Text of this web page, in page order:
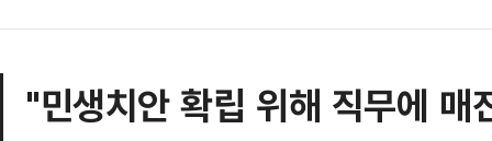
"민생치안 확립 위해 직무에 매